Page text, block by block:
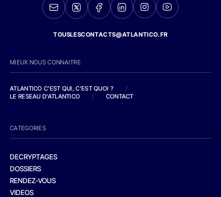
TOUSLESCONTACTS@ATLANTICO.FR
MIEUX NOUS CONNAITRE
ATLANTICO C'EST QUI, C'EST QUOI ?
/
LE RESEAU D'ATLANTICO
/ CONTACT
CATEGORIES
DECRYPTAGES
DOSSIERS
RENDEZ-VOUS
VIDEOS